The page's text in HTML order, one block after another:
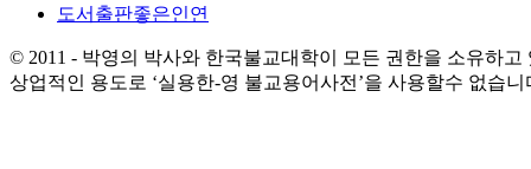
도서출판좋은인연
© 2011 - 박영의 박사와 한국불교대학이 모든 권한을 소유하고
상업적인 용도로 ‘실용한-영 불교용어사전’을 사용할수 없습니